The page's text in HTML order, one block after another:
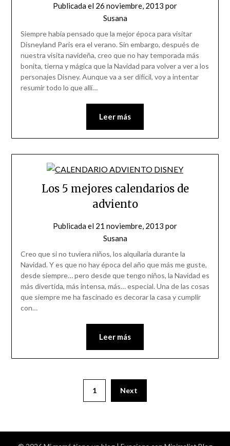
Publicada el 26 noviembre, 2013 por
Susana
Siempre había pensado que la mejor época para visitar
Disneyland Paris era el verano. Sin embargo, después de
nuestra visita navideña, creo que no hay temporada más
bonita, tierna y mágica que la Navidad para volver a ver a los
personajes Disney. Aunque va a ser difícil, voy a intentar
resumir todo lo que allí…
Leer más
Los 5 mejores calendarios de
adviento
Publicada el 21 noviembre, 2013 por
Susana
Creo que si no tuviera niños, los alquilaría durante la
Navidad. Y es que no hay época del año que más me guste,
desde siempre… pero desde que tengo niños, la Navidad es
más divertida, más intensa, más… especial. Una de las cosas
que siempre me ha fascinado es decorar la casa y cumplir
con…
Leer más
1 Next